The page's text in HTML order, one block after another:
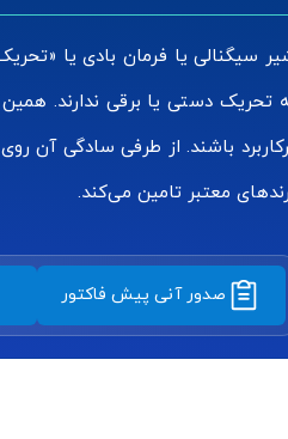
سیگنالی یا فرمان بادی یا
تحریک دستی یا برقی ندارند.
باشند. از طرفی سادگی آن
معتبر تامین می‌کند.
صدور آنی پیش فاکتور